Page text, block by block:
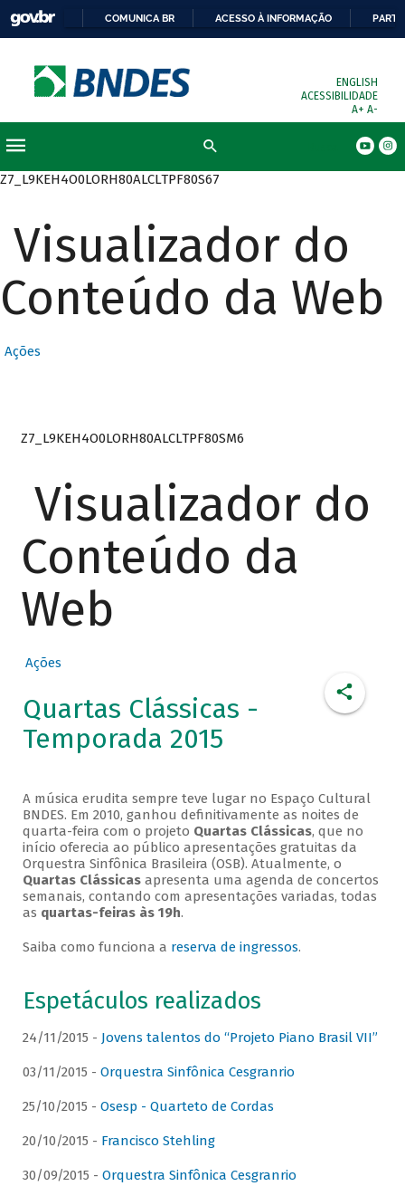
COMUNICA BR ACESSO À INFORMAÇÃO
ENGLISH
ACESSIBILIDADE
A+ A-
Z7_L9KEH4O0LORH80ALCLTPF80S67
Visualizador do
Conteúdo da Web
Ações
Z7_L9KEH4O0LORH80ALCLTPF80SM6
Visualizador do
Conteúdo da
Web
Ações
Quartas Clássicas -
Temporada 2015
A música erudita sempre teve lugar no Espaço Cultural
BNDES. Em 2010, ganhou definitivamente as noites de
quarta-feira com o projeto Quartas Clássicas, que no
início oferecia ao público apresentações gratuitas da
Orquestra Sinfônica Brasileira (OSB). Atualmente, o
Quartas Clássicasapresenta uma agenda de concertos
semanais, contando com apresentações variadas, todas
as quartas-feiras às 19h.
Saiba como funciona a reserva de ingressos.
Espetáculos realizados
24/11/2015 - Jovens talentos do “Projeto Piano Brasil VII”
03/11/2015 - Orquestra Sinfônica Cesgranrio
25/10/2015 - Osesp - Quarteto de Cordas
20/10/2015 - Francisco Stehling
30/09/2015 - Orquestra Sinfônica Cesgranrio